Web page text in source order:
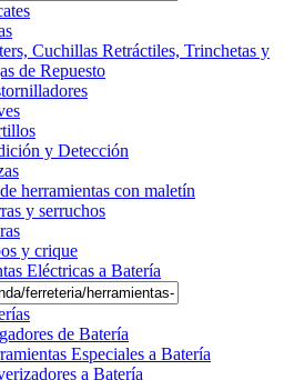
Cuchillas Retráctiles, Trinchetas y
de Repuesto
y Detección
herramientas con maletín
y serruchos
y crique
Eléctricas a Batería
de Batería
Especiales a Batería
a Batería